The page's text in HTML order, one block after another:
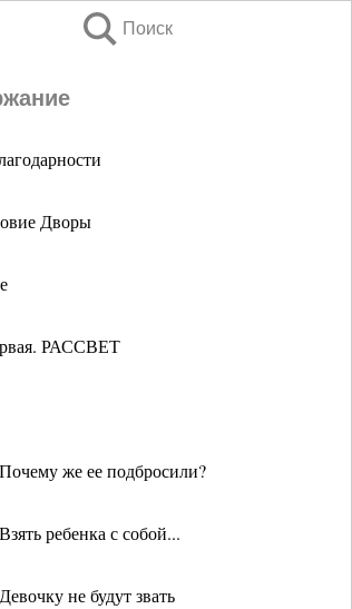
Поиск
Дворы
РАССВЕТ
же ее подбросили?
ребенка с собой...
не будут звать